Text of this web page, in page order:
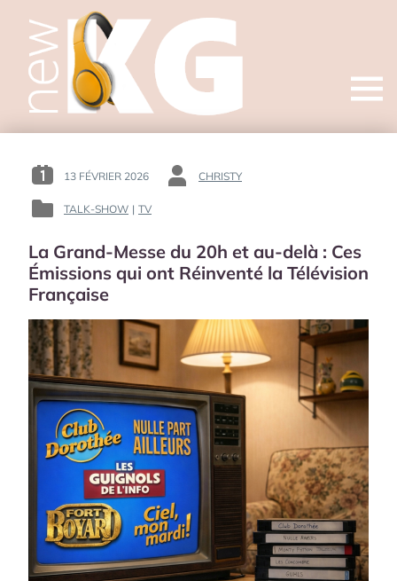
Open
POSTED
ON
13 FÉVRIER 2026
BY
CHRISTY
POSTED
:
TALK-SHOW | TV
La Grand-Messe du 20h et au-delà : Ces
Émissions qui ont Réinventé la Télévision
Française